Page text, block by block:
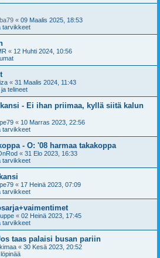
« 09 Maalis 2025, 18:53
tarvikkeet
« 12 Huhti 2024, 10:56
« 31 Maalis 2024, 11:43
telineet
- Ei ihan priimaa, kyllä siitä kalun
« 10 Marras 2023, 22:56
tarvikkeet
- O: '08 harmaa takakoppa
« 31 Elo 2023, 16:33
tarvikkeet
« 17 Heinä 2023, 07:09
tarvikkeet
« 02 Heinä 2023, 17:45
tarvikkeet
taas palaisi busan pariin
« 30 Kesä 2023, 20:52